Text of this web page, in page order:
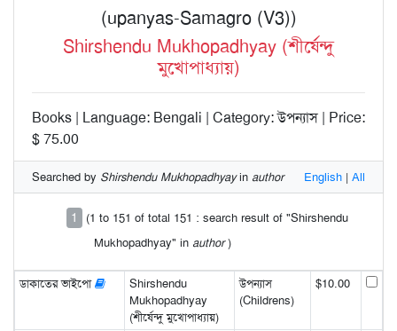
(upanyas-Samagro (V3))
Shirshendu Mukhopadhyay (শীর্ষেন্দু
মুখোপাধ্যায়)
Books | Language: Bengali | Category: উপন্যাস | Price:
$ 75.00
Searched by Shirshendu Mukhopadhyayin author English | All
1
(1 to 151 of total 151 : search result of "Shirshendu
Mukhopadhyay" in author)
ডাকাতের ভাইপো
Shirshendu
Mukhopadhyay
(শীর্ষেন্দু মুখোপাধ্যায়)
উপন্যাস
(Childrens)
$10.00